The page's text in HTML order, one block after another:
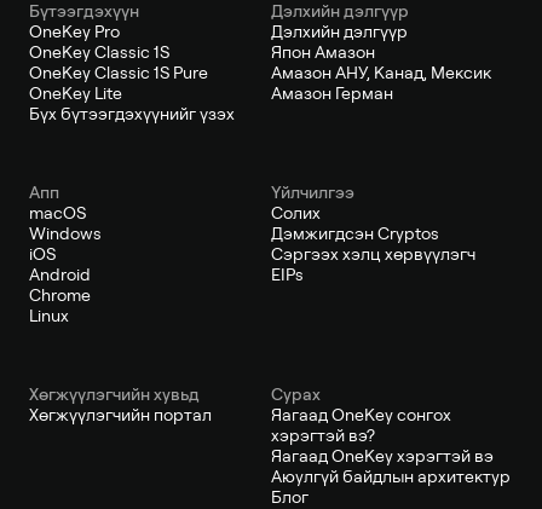
Бүтээгдэхүүн
OneKey Pro
OneKey Classic 1S
OneKey Classic 1S Pure
OneKey Lite
Бүх бүтээгдэхүүнийг үзэх
Дэлхийн дэлгүүр
Дэлхийн дэлгүүр
Япон Амазон
Амазон АНУ, Канад, Мексик
Амазон Герман
Апп
macOS
Windows
iOS
Android
Chrome
Linux
Үйлчилгээ
Солих
Дэмжигдсэн Cryptos
Сэргээх хэлц хөрвүүлэгч
EIPs
Хөгжүүлэгчийн хувьд
Хөгжүүлэгчийн портал
Сурах
Яагаад OneKey сонгох
хэрэгтэй вэ?
Яагаад OneKey хэрэгтэй вэ
Аюулгүй байдлын архитектур
Блог